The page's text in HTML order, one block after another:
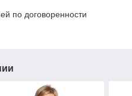
по договоренности